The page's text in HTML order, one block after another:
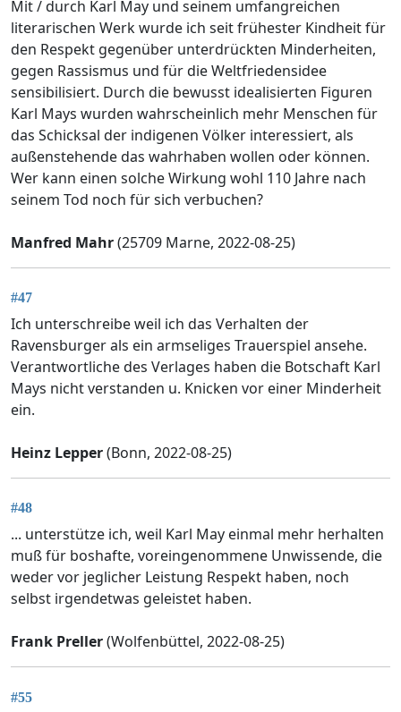
Mit / durch Karl May und seinem umfangreichen
literarischen Werk wurde ich seit frühester Kindheit für
den Respekt gegenüber unterdrückten Minderheiten,
gegen Rassismus und für die Weltfriedensidee
sensibilisiert. Durch die bewusst idealisierten Figuren
Karl Mays wurden wahrscheinlich mehr Menschen für
das Schicksal der indigenen Völker interessiert, als
außenstehende das wahrhaben wollen oder können.
Wer kann einen solche Wirkung wohl 110 Jahre nach
seinem Tod noch für sich verbuchen?
Manfred Mahr(25709 Marne, 2022-08-25)
#47
Ich unterschreibe weil ich das Verhalten der
Ravensburger als ein armseliges Trauerspiel ansehe.
Verantwortliche des Verlages haben die Botschaft Karl
Mays nicht verstanden u. Knicken vor einer Minderheit
ein.
Heinz Lepper(Bonn, 2022-08-25)
#48
... unterstütze ich, weil Karl May einmal mehr herhalten
muß für boshafte, voreingenommene Unwissende, die
weder vor jeglicher Leistung Respekt haben, noch
selbst irgendetwas geleistet haben.
Frank Preller(Wolfenbüttel, 2022-08-25)
#55